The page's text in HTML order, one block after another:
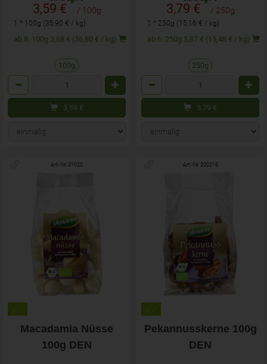
3,59 €* / 100g
1 * 100g (35,90 € / kg)
ab 8: 100g 3,68 € (36,80 € / kg)
100g
3,59 €
3,79 €* / 250g
1 * 250g (15,16 € / kg)
ab 6: 250g 3,87 € (15,48 € / kg)
250g
3,79 €
Art.-Nr. 31020
Macadamia Nüsse
100g DEN
Art.-Nr. 200218
Pekannusskerne 100g
DEN